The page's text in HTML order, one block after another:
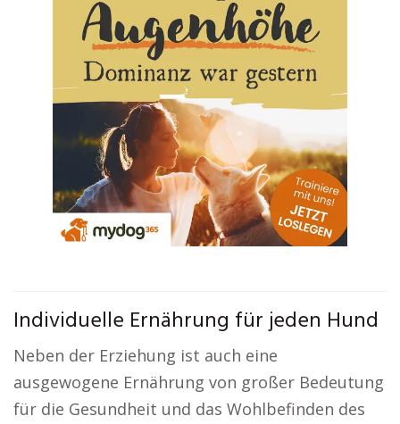
Individuelle Ernährung für jeden Hund
Neben der Erziehung ist auch eine
ausgewogene Ernährung von großer Bedeutung
für die Gesundheit und das Wohlbefinden des